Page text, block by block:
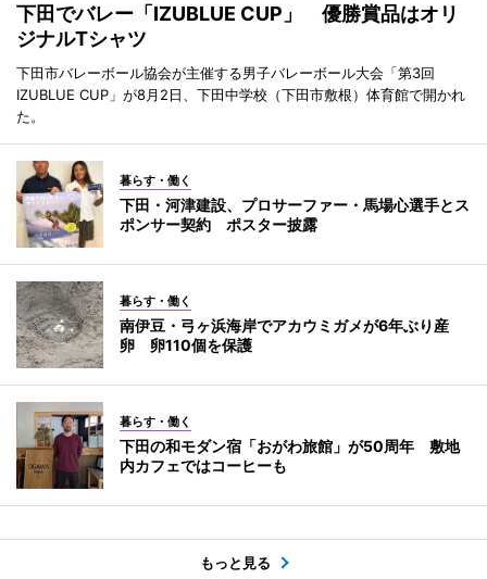
下田でバレー「IZUBLUE CUP」 優勝賞品はオリ
ジナルTシャツ
下田市バレーボール協会が主催する男子バレーボール大会「第3回
IZUBLUE CUP」が8月2日、下田中学校（下田市敷根）体育館で開かれ
た。
暮らす・働く
下田・河津建設、プロサーファー・馬場心選手とス
ポンサー契約 ポスター披露
暮らす・働く
南伊豆・弓ヶ浜海岸でアカウミガメが6年ぶり産
卵 卵110個を保護
暮らす・働く
下田の和モダン宿「おがわ旅館」が50周年 敷地
内カフェではコーヒーも
もっと見る